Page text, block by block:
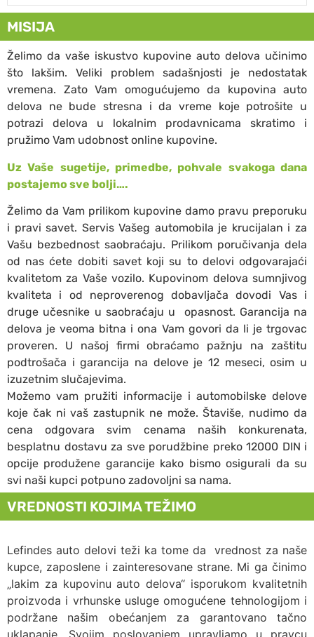
MISIJA
Želimo da vaše iskustvo kupovine auto delova učinimo
što lakšim. Veliki problem sadašnjosti je nedostatak
vremena. Zato Vam omogućujemo da kupovina auto
delova ne bude stresna i da vreme koje potrošite u
potrazi delova u lokalnim prodavnicama skratimo i
pružimo Vam udobnost online kupovine.
Uz Vaše sugetije, primedbe, pohvale svakoga dana
postajemo sve bolji….
Želimo da Vam prilikom kupovine damo pravu preporuku
i pravi savet. Servis Vašeg automobila je krucijalan i za
Vašu bezbednost saobraćaju. Prilikom poručivanja dela
od nas ćete dobiti savet koji su to delovi odgovarajaći
kvalitetom za Vaše vozilo. Kupovinom delova sumnjivog
kvaliteta i od neproverenog dobavljača dovodi Vas i
druge učesnike u saobraćaju u opasnost. Garancija na
delova je veoma bitna i ona Vam govori da li je trgovac
proveren. U našoj firmi obraćamo pažnju na zaštitu
podtrošača i garancija na delove je 12 meseci, osim u
izuzetnim slučajevima.
Možemo vam pružiti informacije i automobilske delove
koje čak ni vaš zastupnik ne može. Štaviše, nudimo da
cena odgovara svim cenama naših konkurenata,
besplatnu dostavu za sve porudžbine preko 12000 DIN i
opcije produžene garancije kako bismo osigurali da su
svi naši kupci potpuno zadovoljni sa nama.
VREDNOSTI KOJIMA TEŽIMO
Lefindes auto delovi teži ka tome da vrednost za naše
kupce, zaposlene i zainteresovane strane. Mi ga činimo
„lakim za kupovinu auto delova“ isporukom kvalitetnih
proizvoda i vrhunske usluge omogućene tehnologijom i
podržane našim obećanjem za garantovano tačno
uklapanje. Svojim poslovanjem upravljamo u pravcu